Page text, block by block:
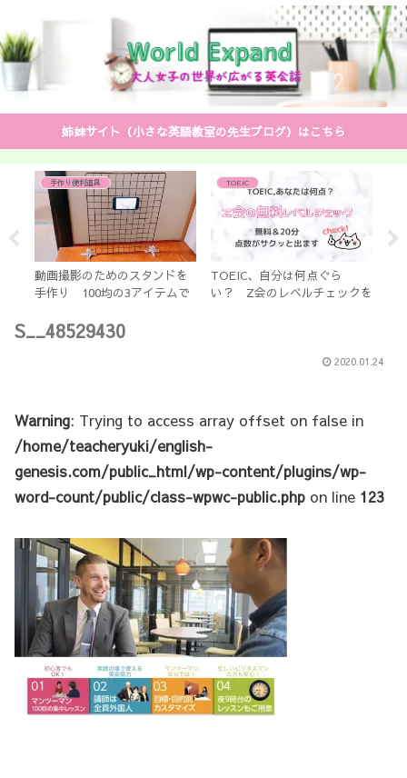
姉妹サイト（小さな英語教室の先生ブログ）はこちら
手作り便利道具
動画撮影のためのスタンドを
手作り 100均の3アイテムで
放送
TOEIC
TOEIC、自分は何点ぐら
い？ Z会のレベルチェックを
S__48529430
2020.01.24
Warning: Trying to access array offset on false in
/home/teacheryuki/english-
genesis.com/public_html/wp-content/plugins/wp-
word-count/public/class-wpwc-public.php on line 123